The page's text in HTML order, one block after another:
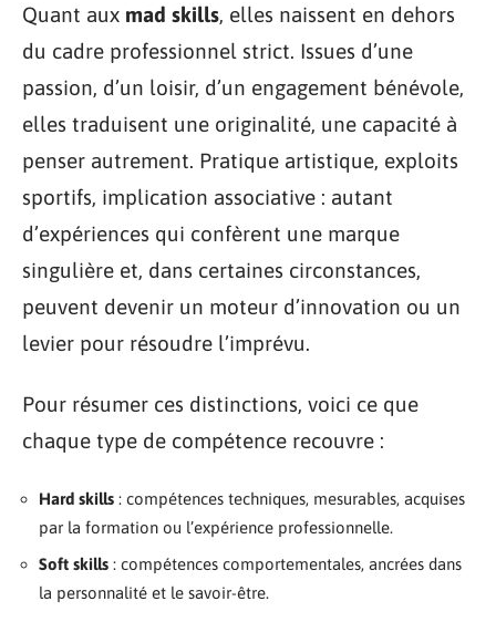
Quant aux mad skills, elles naissent en dehors
du cadre professionnel strict. Issues d’une
passion, d’un loisir, d’un engagement bénévole,
elles traduisent une originalité, une capacité à
penser autrement. Pratique artistique, exploits
sportifs, implication associative : autant
d’expériences qui confèrent une marque
singulière et, dans certaines circonstances,
peuvent devenir un moteur d’innovation ou un
levier pour résoudre l’imprévu.
Pour résumer ces distinctions, voici ce que
chaque type de compétence recouvre :
Hard skills : compétences techniques, mesurables, acquises
par la formation ou l’expérience professionnelle.
Soft skills : compétences comportementales, ancrées dans
la personnalité et le savoir-être.